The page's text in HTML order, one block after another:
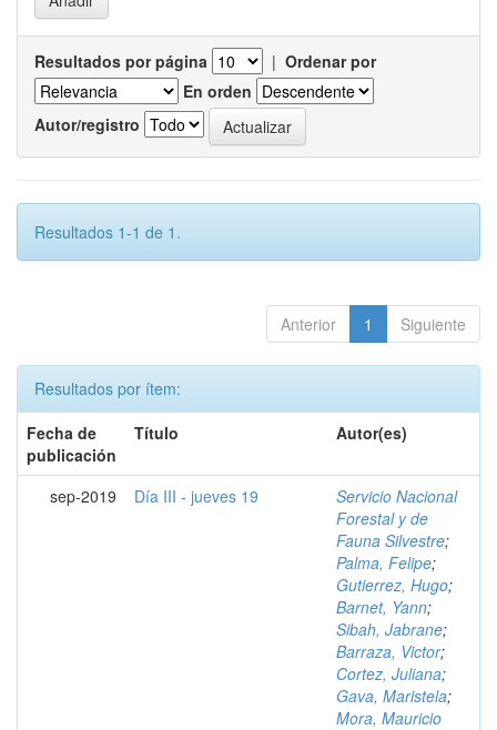
Resultados por página | Ordenar por
En orden
Autor/registro
Resultados 1-1 de 1.
Anterior 1 Siguiente
Resultados por ítem:
Fecha de
publicación
Título Autor(es)
sep-2019 Día III - jueves 19
Servicio Nacional
Forestal y de
Fauna Silvestre;
Palma, Felipe;
Gutierrez, Hugo;
Barnet, Yann;
Sibah, Jabrane;
Barraza, Victor;
Cortez, Juliana;
Gava, Maristela;
Mora, Mauricio